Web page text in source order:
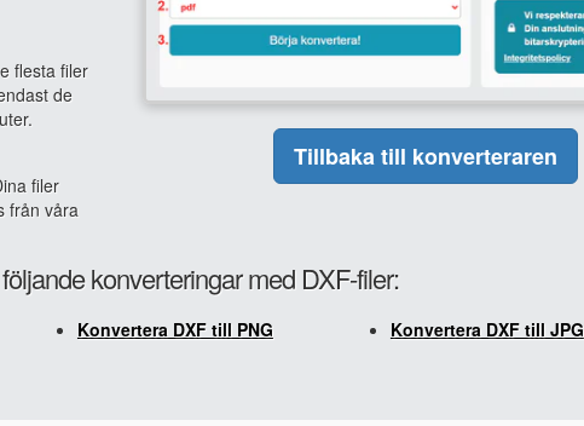
flesta filer
de
filer
från våra
Tillbaka till konverteraren
konverteringar med DXF-filer:
Konvertera DXF till PNG
Konvertera DXF till JPG